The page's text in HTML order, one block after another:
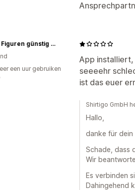
App
seeeehr
ist das euer
Anime Figuren günstig online kaufen und vorbestellen - Genkidama.de
een uur gebruiken
Shirtigo GmbH
Hallo,
danke für dein
Schade, dass
Wir
Es verbinden
Dahingehend